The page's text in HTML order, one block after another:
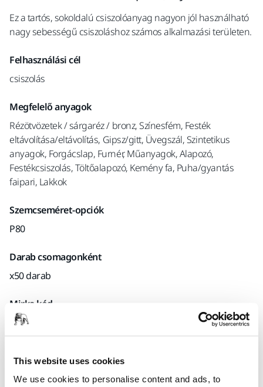
This website uses cookies
We use cookies to personalise content and ads, to
Ez a tartós, sokoldalú csiszolóanyag nagyon jól használható
nagy sebességű csiszoláshoz számos alkalmazási területen.
Felhasználási cél
csiszolás
Megfelelő anyagok
Rézötvözetek / sárgaréz / bronz, Színesfém, Festék
eltávolítása/eltávolítás, Gipsz/gitt, Üvegszál, Szintetikus
anyagok, Forgácslap, Furnér, Műanyagok, Alapozó,
Festékcsiszolás, Töltőalapozó, Kemény fa, Puha/gyantás
faipari, Lakkok
Szemcseméret-opciók
P80
Darab csomagonként
x50 darab
Mirka kód
2360105080
Termékinformációk